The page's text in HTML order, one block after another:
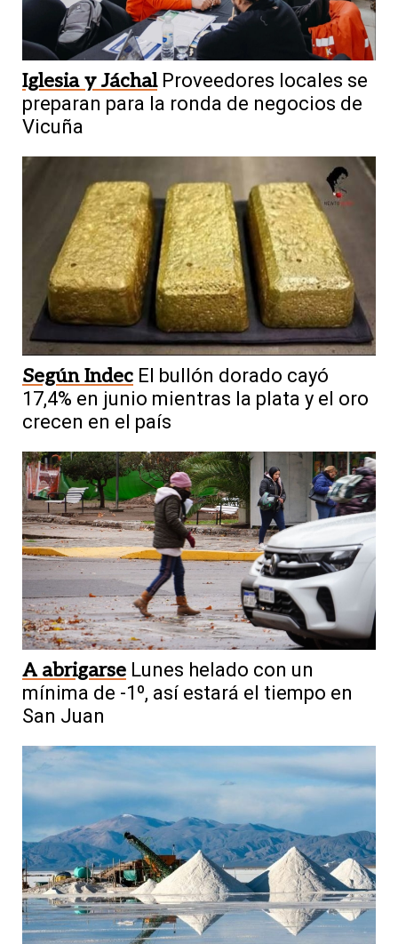
Iglesia y Jáchal Proveedores locales se
preparan para la ronda de negocios de
Vicuña
Según Indec El bullón dorado cayó
17,4% en junio mientras la plata y el oro
crecen en el país
A abrigarse Lunes helado con un
mínima de -1º, así estará el tiempo en
San Juan